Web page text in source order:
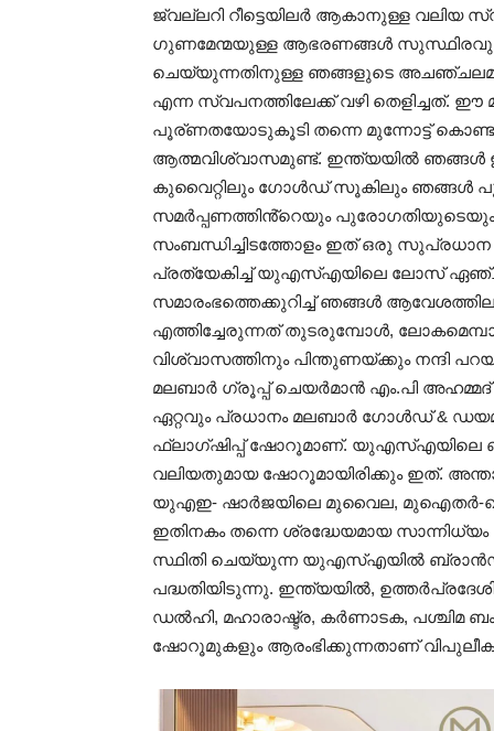
ജ്വല്ലറി റീട്ടെയിലർ ആകാനുള്ള വലിയ
ഗുണമേന്മയുള്ള ആഭരണങ്ങൾ സുസ്ഥിരവും
ചെയ്യുന്നതിനുള്ള ഞങ്ങളുടെ
എന്ന സ്വപനത്തിലേക്ക് വഴി തെളിച്ചത്.
പൂര്ണതയോടുകൂടി തന്നെ മുന്നോട്ട്
ആത്മവിശ്വാസമുണ്ട്. ഇന്ത്യയിൽ ഞങ്ങൾ
കുവൈറ്റിലും ഗോൾഡ് സൂകിലും ഞങ്ങൾ
സമർപ്പണത്തിൻ്റെയും
സംബന്ധിച്ചിടത്തോളം ഇത് ഒരു സുപ്രധാന
പ്രത്യേകിച്ച് യുഎസ്എയിലെ ലോസ്
സമാരംഭത്തെക്കുറിച്ച് ഞങ്ങൾ
എത്തിച്ചേരുന്നത് തുടരുമ്പോൾ,
വിശ്വാസത്തിനും പിന്തുണയ്ക്കും നന്ദി
മലബാർ ഗ്രൂപ്പ് ചെയർമാൻ എം.പി അഹമ്മദ്
ഏറ്റവും പ്രധാനം മലബാർ ഗോൾഡ് &
ഫ്ലാഗ്ഷിപ്പ് ഷോറൂമാണ്. യുഎസ്എയിലെ
വലിയതുമായ ഷോറൂമായിരിക്കും ഇത്.
യുഎഇ- ഷാർജയിലെ മുവൈല, മുഐതർ-
ഇതിനകം തന്നെ ശ്രദ്ധേയമായ
സ്ഥിതി ചെയ്യുന്ന യുഎസ്എയിൽ
പദ്ധതിയിടുന്നു. ഇന്ത്യയിൽ,
ഡൽഹി, മഹാരാഷ്ട്ര, കർണാടക, പശ്ചിമ
ഷോറൂമുകളും ആരംഭിക്കുന്നതാണ്